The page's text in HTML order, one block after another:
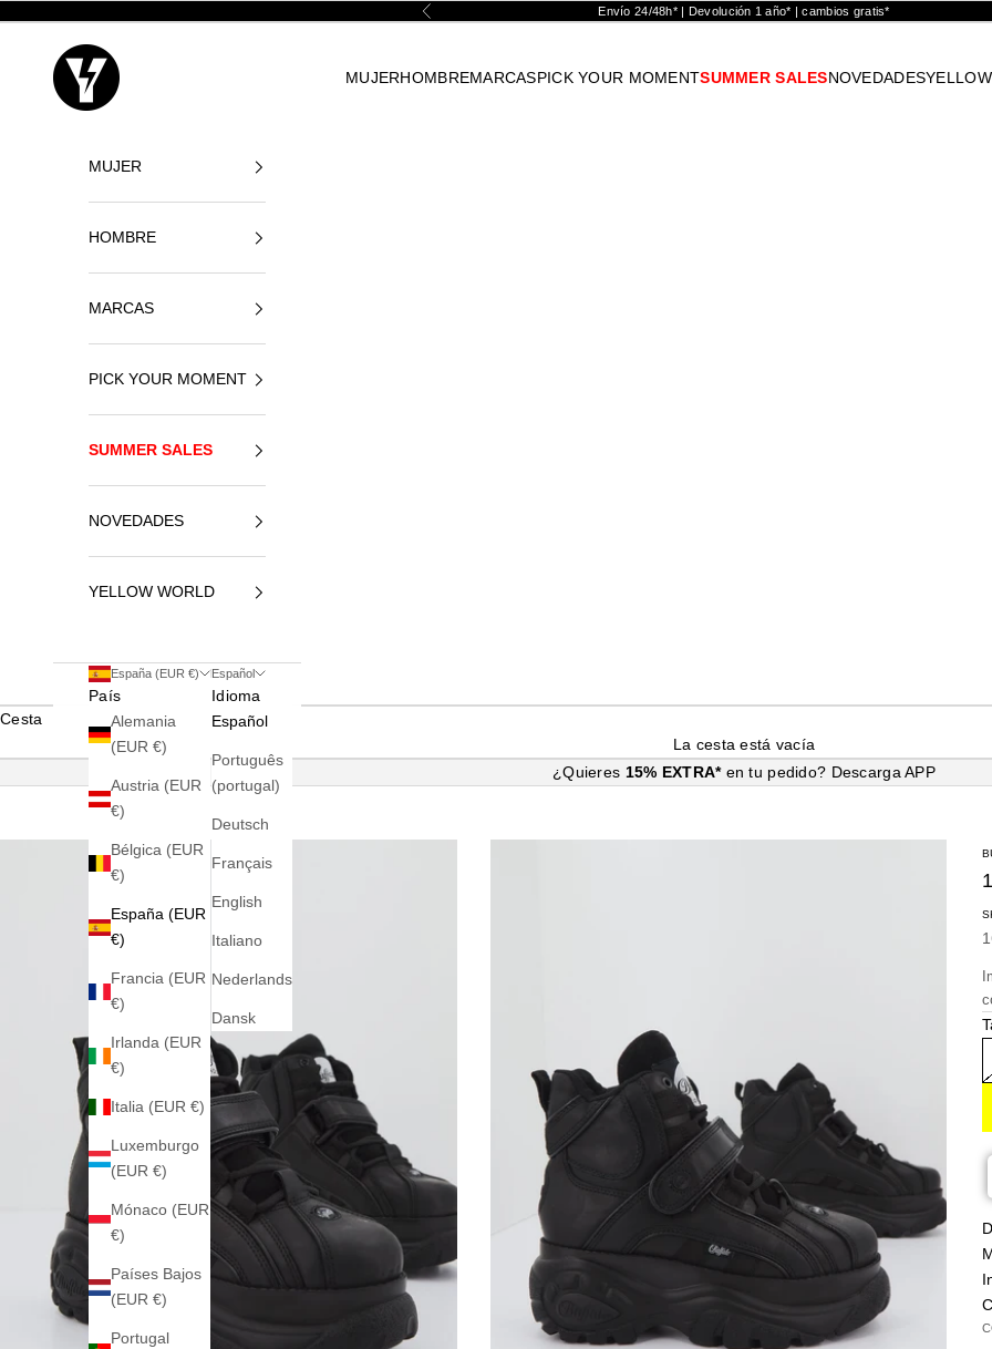
Anterior Envío 24/48h* | Devolución 1 año* | cambios gratis*
Yellowshop
MUJERHOMBREMARCASPICK YOUR MOMENTSUMMER SALESNOVEDADES
MUJER
HOMBRE
MARCAS
PICK YOUR MOMENT
SUMMER SALES
NOVEDADES
YELLOW WORLD
España (EUR €)
País
Alemania
(EUR €)
Austria (EUR
€)
Bélgica (EUR
€)
España (EUR
€)
Francia (EUR
€)
Irlanda (EUR
€)
Italia (EUR €)
Luxemburgo
(EUR €)
Mónaco (EUR
€)
Países Bajos
(EUR €)
Portugal
Español
Idioma
Español
Português
(portugal)
Deutsch
Français
English
Italiano
Nederlands
Dansk
Cesta
La cesta está vacía
¿Quieres 15% EXTRA* en tu pedido? Descarga APP